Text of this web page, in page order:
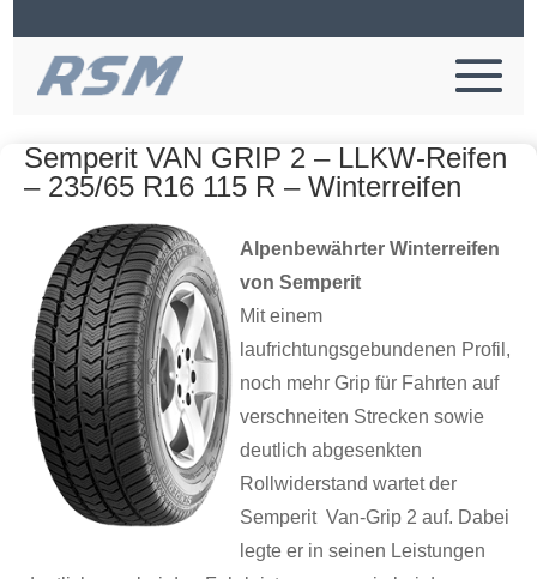
Semperit VAN GRIP 2 – LLKW-Reifen
– 235/65 R16 115 R – Winterreifen
Alpenbewährter Winterreifen
von Semperit
Mit einem
laufrichtungsgebundenen Profil,
noch mehr Grip für Fahrten auf
verschneiten Strecken sowie
deutlich abgesenkten
Rollwiderstand wartet der
Semperit Van-Grip 2 auf. Dabei
legte er in seinen Leistungen